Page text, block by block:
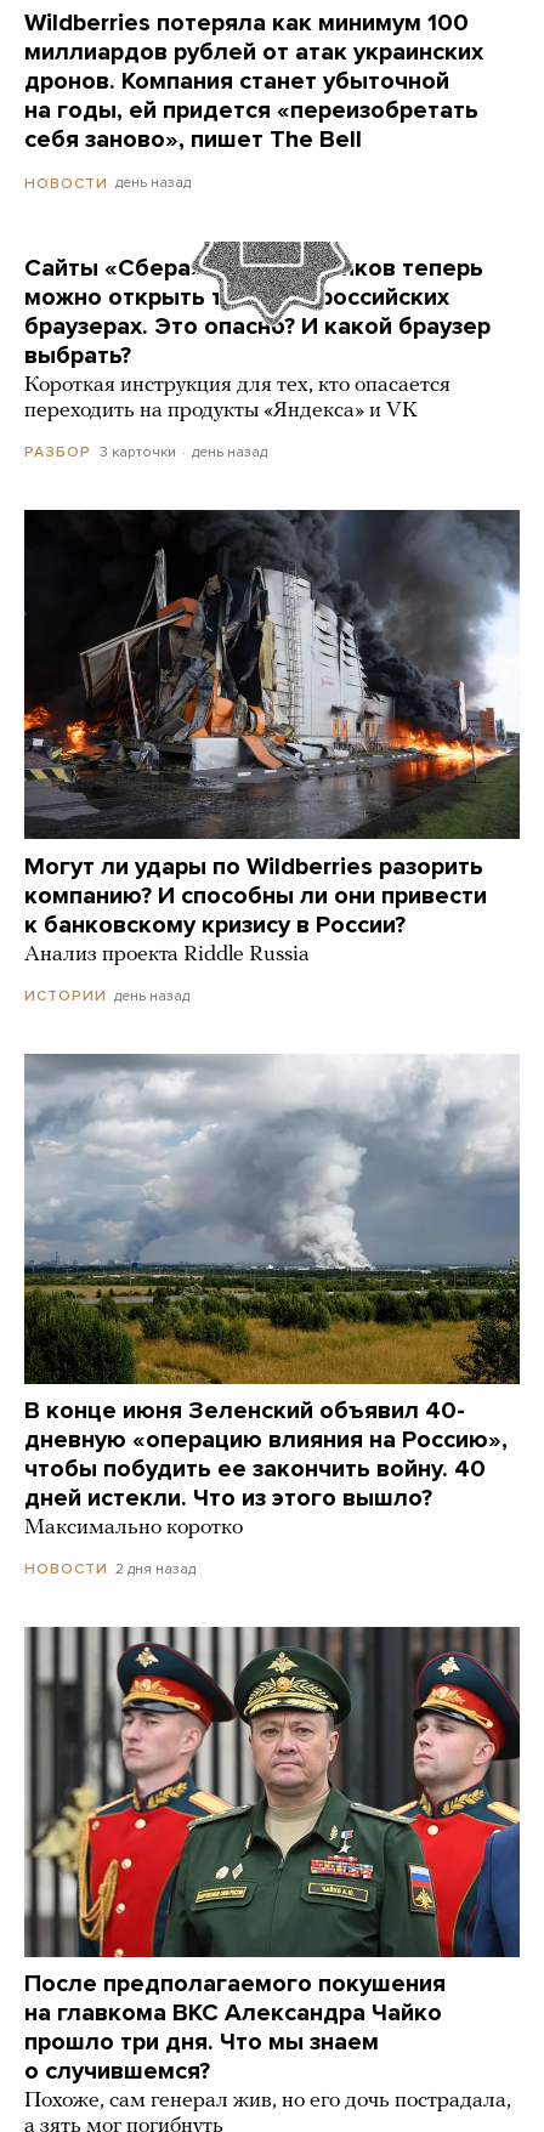
Wildberries потеряла как минимум 100
миллиардов рублей от атак украинских
дронов. Компания станет убыточной
на годы, ей придется «переизобретать
себя заново», пишет The Bell
НОВОСТИ день назад
Сайты «Сбера» и других банков теперь
можно открыть только в российских
браузерах. Это опасно? И какой браузер
выбрать?
Короткая инструкция для тех, кто опасается
переходить на продукты «Яндекса» и VK
РАЗБОР 3 карточки день назад
Могут ли удары по Wildberries разорить
компанию? И способны ли они привести
к банковскому кризису в России?
Анализ проекта Riddle Russia
ИСТОРИИ день назад
В конце июня Зеленский объявил 40-
дневную «операцию влияния на Россию»,
чтобы побудить ее закончить войну. 40
дней истекли. Что из этого вышло?
Максимально коротко
НОВОСТИ 2 дня назад
После предполагаемого покушения
на главкома ВКС Александра Чайко
прошло три дня. Что мы знаем
о случившемся?
Похоже, сам генерал жив, но его дочь пострадала,
а зять мог погибнуть